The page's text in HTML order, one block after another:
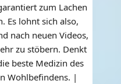
zum Lachen
Es lohnt sich also,
nach neuen Videos,
zu stöbern. Denkt
beste Medizin des
Wohlbefindens. |